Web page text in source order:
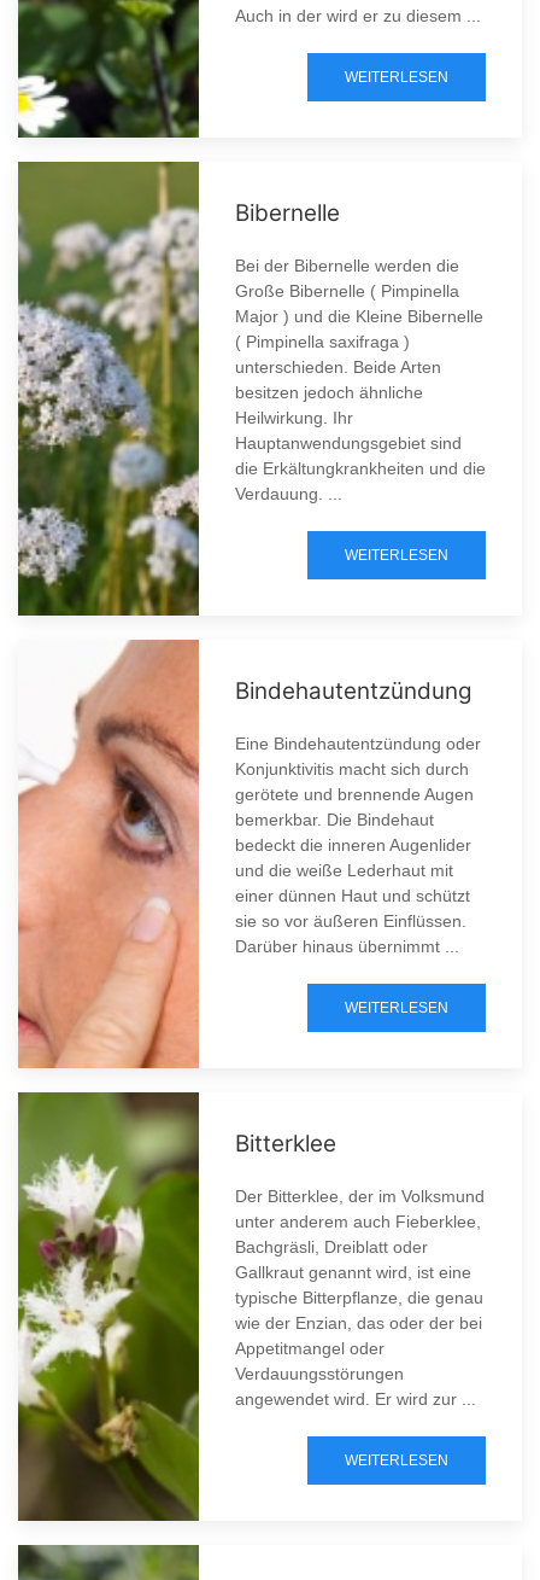
Auch in der wird er zu diesem ...
WEITERLESEN
Bibernelle
Bei der Bibernelle werden die
Große Bibernelle ( Pimpinella
Major ) und die Kleine Bibernelle
( Pimpinella saxifraga )
unterschieden. Beide Arten
besitzen jedoch ähnliche
Heilwirkung. Ihr
Hauptanwendungsgebiet sind
die Erkältungkrankheiten und die
Verdauung. ...
WEITERLESEN
Bindehautentzündung
Eine Bindehautentzündung oder
Konjunktivitis macht sich durch
gerötete und brennende Augen
bemerkbar. Die Bindehaut
bedeckt die inneren Augenlider
und die weiße Lederhaut mit
einer dünnen Haut und schützt
sie so vor äußeren Einflüssen.
Darüber hinaus übernimmt ...
WEITERLESEN
Bitterklee
Der Bitterklee, der im Volksmund
unter anderem auch Fieberklee,
Bachgräsli, Dreiblatt oder
Gallkraut genannt wird, ist eine
typische Bitterpflanze, die genau
wie der Enzian, das oder der bei
Appetitmangel oder
Verdauungsstörungen
angewendet wird. Er wird zur ...
WEITERLESEN